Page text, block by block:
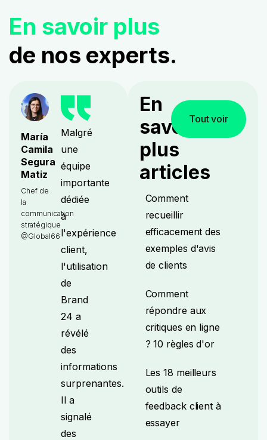
En savoir plus
de nos experts.
María
Camila
Segura
Matiz
Chef de
la
communication
stratégique
@Global66
Malgré
une
équipe
importante
dédiée
à
l'expérience
client,
l'utilisation
de
Brand
24 a
révélé
des
informations
surprenantes.
Il a
signalé
des
En
savoir
plus
articles
Tout voir
Comment
recueillir
efficacement des
exemples d'avis
de clients
Comment
répondre aux
critiques en ligne
? 10 règles d'or
Les 18 meilleurs
outils de
feedback client à
essayer